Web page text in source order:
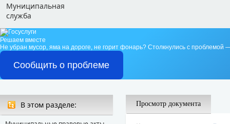
Муниципальная
служба
Решаем вместе
Не убран мусор, яма на дороге, не горит фонарь? Столкнулись с проблемой
Сообщить о проблеме
В этом разделе: Просмотр документа